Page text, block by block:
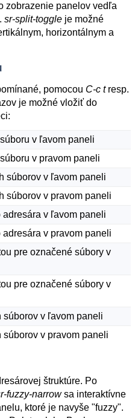
zobrazenie panelov vedľa
sr-split-toggle je možné
horizontálnym a
pomocou C-c tresp.
je možné vložiť do
v ľavom paneli
v pravom paneli
súborov v ľavom paneli
súborov v pravom paneli
v ľavom paneli
v pravom paneli
pre označené súbory v
pre označené súbory v
v ľavom paneli
v pravom paneli
štruktúre. Po
fuzzy-narrowsa interaktívne
ktoré je navyše "fuzzy".